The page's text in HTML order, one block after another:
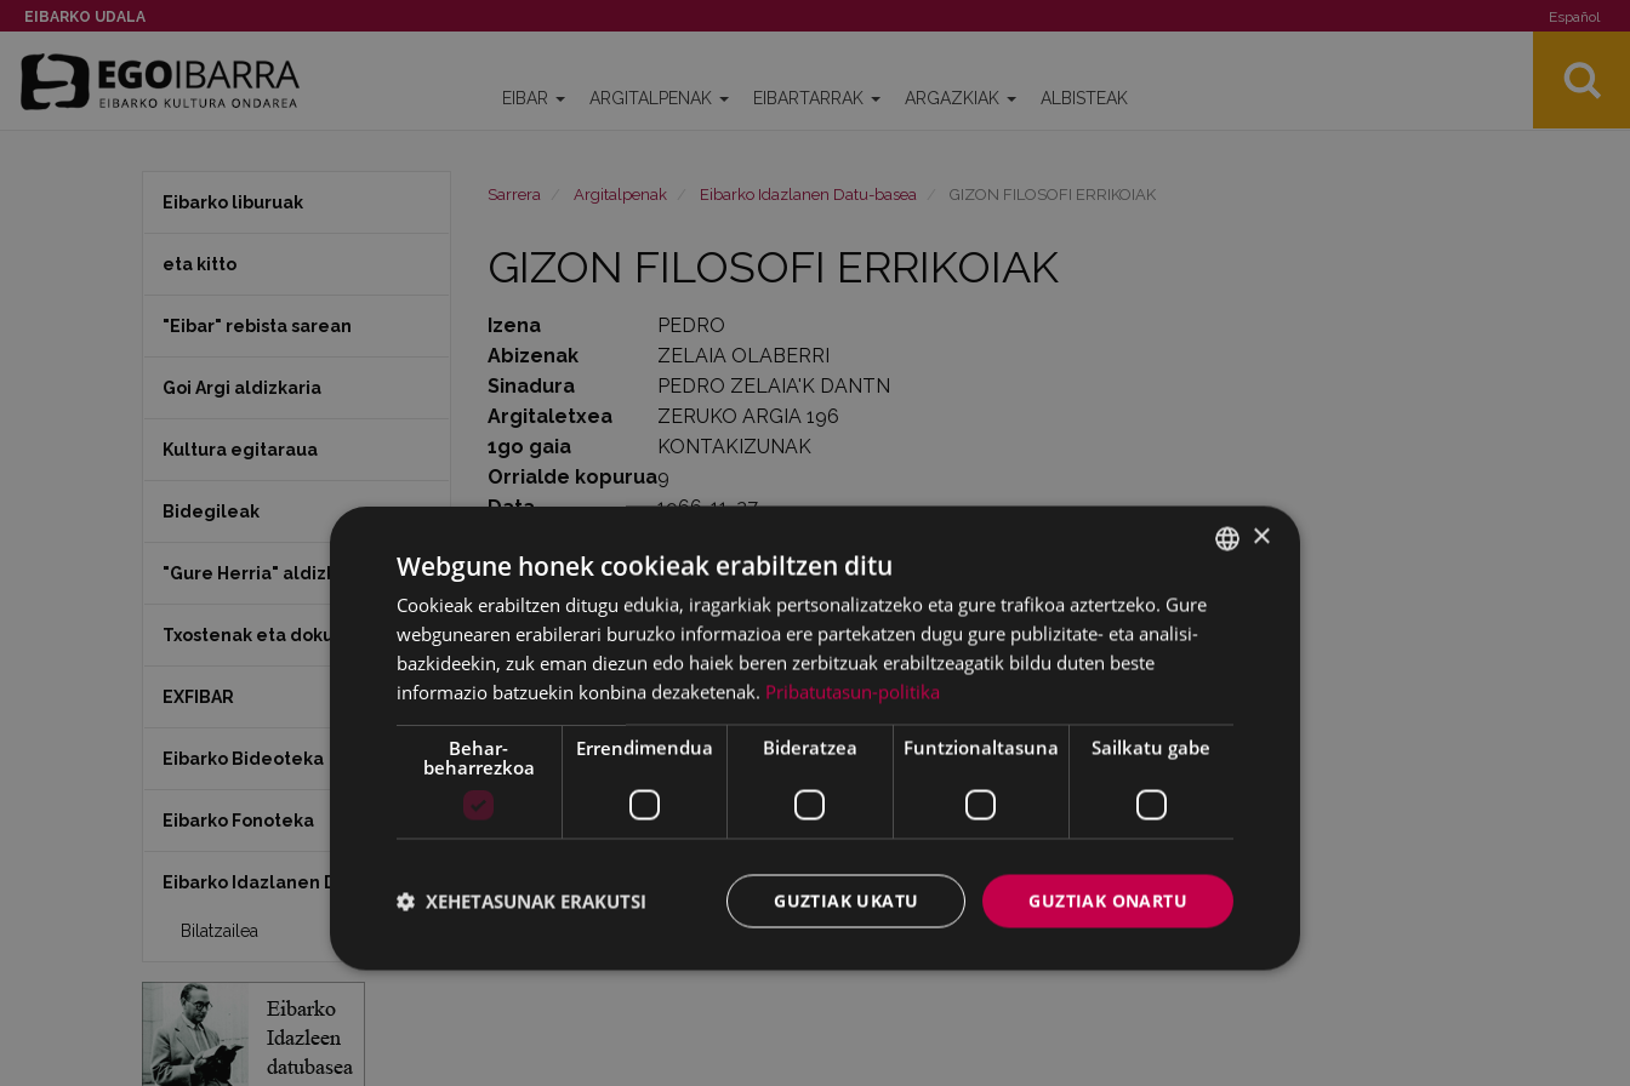
EIBARKO UDALA Español
EIBAR ARGITALPENAK EIBARTARRAK ARGAZKIAK ALBISTEAK
Sarrera Argitalpenak Eibarko Idazlanen Datu-basea GIZON FILOSOFI ERRIKOIAK
GIZON FILOSOFI ERRIKOIAK
Izena
PEDRO
Abizenak
ZELAIA OLABERRI
Sinadura
PEDRO ZELAIA'K DANTN
Argitaletxea
ZERUKO ARGIA 196
1go gaia
KONTAKIZUNAK
Orrialde kopurua9
Data
1966-11-27
Eibarko liburuak
eta kitto
"Eibar" rebista sarean
Goi Argi aldizkaria
Kultura egitaraua
Bidegileak
"Gure Herria" aldizkaria
Txostenak eta dokumentuak
EXFIBAR
Eibarko Bideoteka
Eibarko Fonoteka
Eibarko Idazlanen Datu-basea
Bilatzailea
BASQUE
SPANISH
×
Webgune honek cookieak erabiltzen ditu
Cookieak erabiltzen ditugu edukia, iragarkiak pertsonalizatzeko eta gure trafikoa aztertzeko. Gure
webgunearen erabilerari buruzko informazioa ere partekatzen dugu gure publizitate- eta analisi-
bazkideekin, zuk eman diezun edo haiek beren zerbitzuak erabiltzeagatik bildu duten beste
informazio batzuekin konbina dezaketenak. Pribatutasun-politika
Behar-
beharrezkoa
Errendimendua Bideratzea Funtzionaltasuna Sailkatu gabe
GUZTIAK ONARTU
GUZTIAK UKATU
XEHETASUNAK ERAKUTSI